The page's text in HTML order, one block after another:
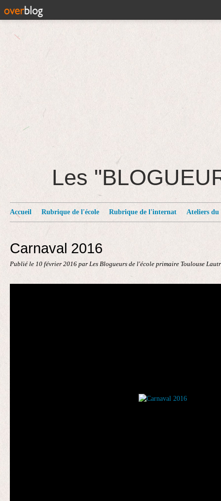
Les
Accueil Rubrique de l'école Rubrique de l'internat Ateliers du
Carnaval 2016
Publié le 10 février 2016 par Les Blogueurs de l'école primaire Toulouse